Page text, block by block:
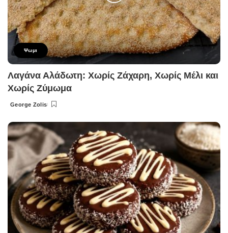
Ψωμι
Λαγάνα Αλάδωτη: Χωρίς Ζάχαρη, Χωρίς Μέλι και
Χωρίς Ζύμωμα
Posted
George Zolis